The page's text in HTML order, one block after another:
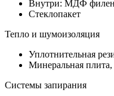
Внутри: МДФ
Стеклопакет
Тепло и шумоизоляция
Уплотнительная
Минеральная плита,
Системы запирания